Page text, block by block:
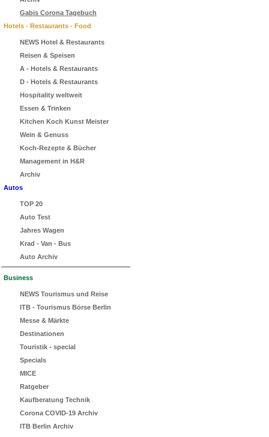
Gabis Corona Tagebuch
Hotels - Restaurants - Food
NEWS Hotel & Restaurants
Reisen & Speisen
A - Hotels & Restaurants
D - Hotels & Restaurants
Hospitality weltweit
Essen & Trinken
Kitchen Koch Kunst Meister
Wein & Genuss
Koch-Rezepte & Bücher
Management in H&R
Archiv
Autos
TOP 20
Auto Test
Jahres Wagen
Krad - Van - Bus
Auto Archiv
Business
NEWS Tourismus und Reise
ITB - Tourismus Börse Berlin
Messe & Märkte
Destinationen
Touristik - special
Specials
MICE
Ratgeber
Kaufberatung Technik
Corona COVID-19 Archiv
ITB Berlin Archiv